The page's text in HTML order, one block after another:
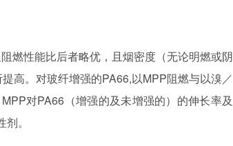
燃性能比后者略优，且烟密度（无论明燃或阴
高。对玻纤增强的PA66,以MPP阻燃与以溴／
对PA66（增强的及未增强的）的伸长率及
。